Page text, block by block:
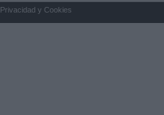
Privacidad y Cookies